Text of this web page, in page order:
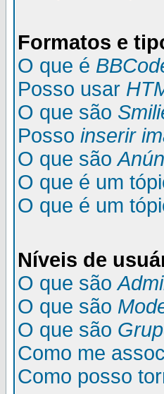
Formatos e
O que é
Posso usar
O que são
Posso inserir
O que são
O que é um
O que é um
Níveis de
O que são
O que são
O que são
Como me
Como posso